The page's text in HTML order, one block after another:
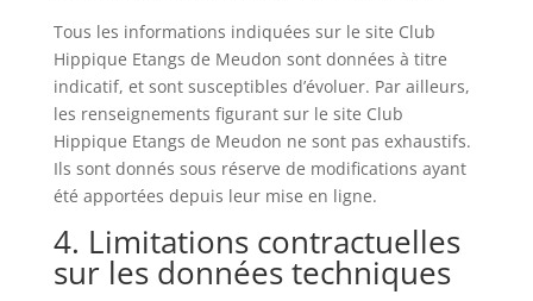
Tous les informations indiquées sur le site Club
Hippique Etangs de Meudon sont données à titre
indicatif, et sont susceptibles d’évoluer. Par ailleurs,
les renseignements figurant sur le site Club
Hippique Etangs de Meudon ne sont pas exhaustifs.
Ils sont donnés sous réserve de modifications ayant
été apportées depuis leur mise en ligne.
4. Limitations contractuelles
sur les données techniques